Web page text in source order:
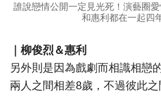
誰說戀情公開一定見光死！演藝圈
和惠利都在一起四
｜柳俊烈＆惠利
另外則是因為戲劇而相識相戀
兩人之間相差8歲，不過彼此